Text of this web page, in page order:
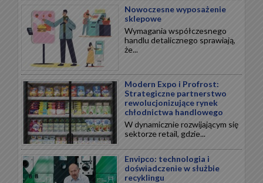
Nowoczesne wyposażenie
sklepowe
Wymagania współczesnego
handlu detalicznego sprawiają,
że...
Modern Expo i Profrost:
Strategiczne partnerstwo
rewolucjonizujące rynek
chłodnictwa handlowego
W dynamicznie rozwijającym się
sektorze retail, gdzie...
Envipco: technologia i
doświadczenie w służbie
recyklingu